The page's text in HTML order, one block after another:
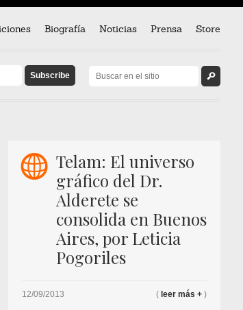
Biografía Noticias Prensa Store
w Telam: El universo
gráfico del Dr.
Alderete se
consolida en Buenos
Aires, por Leticia
Pogoriles
12/09/2013 ( leer más + )